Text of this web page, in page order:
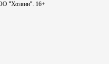
"Хозяин". 16+